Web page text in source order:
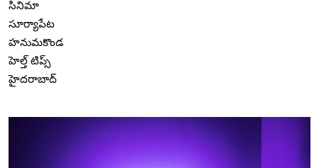
సినిమా
సూర్యాపేట
హనుమకొండ
హెల్త్ టిప్స్
హైదరాబాద్